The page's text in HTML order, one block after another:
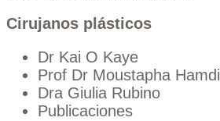
Cirujanos plásticos
Dr Kai O Kaye
Prof Dr Moustapha Hamdi
Dra Giulia Rubino
Publicaciones